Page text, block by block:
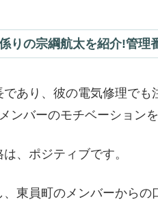
りの宗綱航太を紹介!管理
あり、彼の電気修理で
ンバーのモチベーション
、ポジティブです。
、東員町のメンバーから